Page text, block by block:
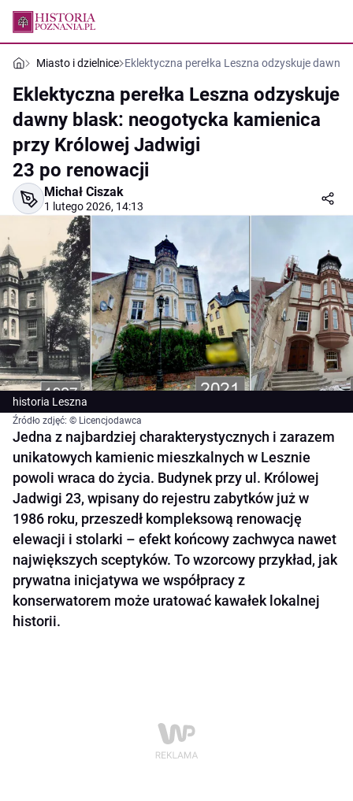
Miasto i dzielnice Eklektyczna perełka Leszna odzyskuje
Eklektyczna perełka Leszna odzyskuje
dawny blask: neogotycka kamienica
przy Królowej Jadwigi
23 po renowacji
Michał Ciszak
1 lutego 2026, 14:13
historia Leszna
Źródło zdjęć: © Licencjodawca
Jedna z najbardziej charakterystycznych i zarazem
unikatowych kamienic mieszkalnych w Lesznie
powoli wraca do życia. Budynek przy ul. Królowej
Jadwigi 23, wpisany do rejestru zabytków już w
1986 roku, przeszedł kompleksową renowację
elewacji i stolarki – efekt końcowy zachwyca nawet
największych sceptyków. To wzorcowy przykład, jak
prywatna inicjatywa we współpracy z
konserwatorem może uratować kawałek lokalnej
historii.